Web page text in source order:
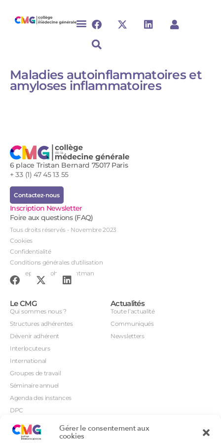
Gérer le consentement aux
cookies
Maladies autoinflammatoires et
amyloses inflammatoires ​
6 place Tristan Bernard 75017 Paris
+ 33 (1) 47 45 13 55
Contactez-nous
Inscription Newsletter
Foire aux questions (FAQ)
Tous droits réservés - Novembre 2023
Cookies
Confidentialité
Conditions générales d'utilisation
Conception : John Brightman
Le CMG
Qui sommes nous ?
Structures adhérentes
Dévenir adhérent
Interlocuteurs
International
Groupes de travail
Séminaire annuel
Agenda des instances
DPC
Orientations prioritaires
Actualités
Toute l’actualité
Communiqués
Newsletters